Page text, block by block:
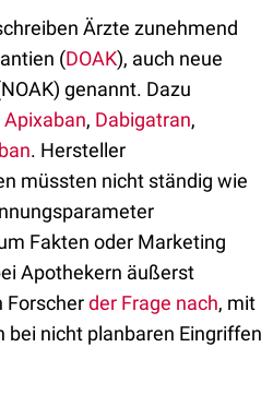
Ärzte zunehmend
(DOAK), auch neue
genannt. Dazu
Apixaban, Dabigatran,
. Hersteller
müssten nicht ständig wie
Fakten oder Marketing
Apothekern äußerst
Forscherder Frage nach, mit
bei nicht planbaren Eingriffen